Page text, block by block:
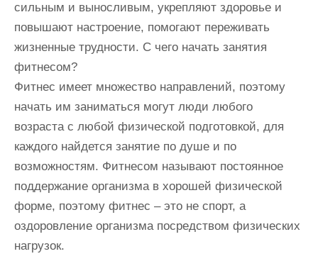
сильным и выносливым, укрепляют здоровье и
повышают настроение, помогают переживать
жизненные трудности. С чего начать занятия
фитнесом?
Фитнес имеет множество направлений, поэтому
начать им заниматься могут люди любого
возраста с любой физической подготовкой, для
каждого найдется занятие по душе и по
возможностям. Фитнесом называют постоянное
поддержание организма в хорошей физической
форме, поэтому фитнес – это не спорт, а
оздоровление организма посредством физических
нагрузок.